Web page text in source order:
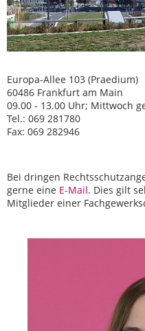
Europa-Allee 103
60486 Frankfurt am
09.00 - 13.00 Uhr; Mittwoch
Tel.: 069
Fax: 069 282946
Bei dringen
gerne eine E-Mail. Dies gilt
Mitglieder einer